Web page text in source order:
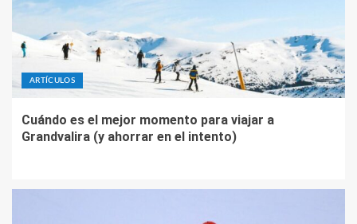
ARTÍCULOS
Cuándo es el mejor momento para viajar a
Grandvalira (y ahorrar en el intento)